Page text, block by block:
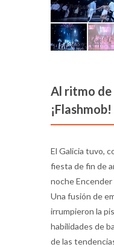
Al ritmo de
¡Flashmob!
El Galicia tuvo,
fiesta de fin de
noche
Una fusión de
irrumpieron la
habilidades de
de las